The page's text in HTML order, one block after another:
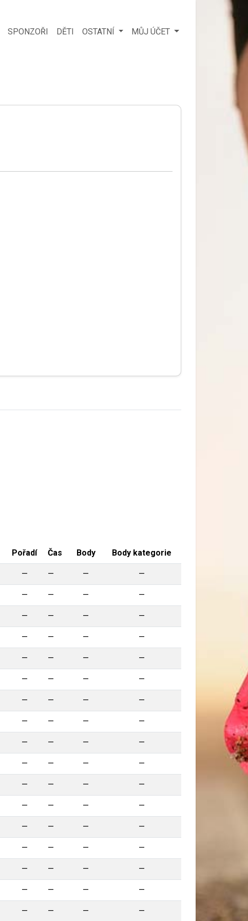
SPONZOŘI DĚTI OSTATNÍ MŮJ ÚČET
Pořadí Čas Body Body kategorie
— — — —
— — — —
— — — —
— — — —
— — — —
— — — —
— — — —
— — — —
— — — —
— — — —
— — — —
— — — —
— — — —
— — — —
— — — —
— — — —
— — — —